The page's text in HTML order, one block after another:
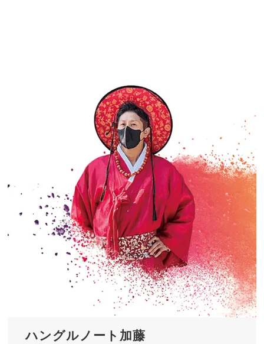
ハングルノート加藤